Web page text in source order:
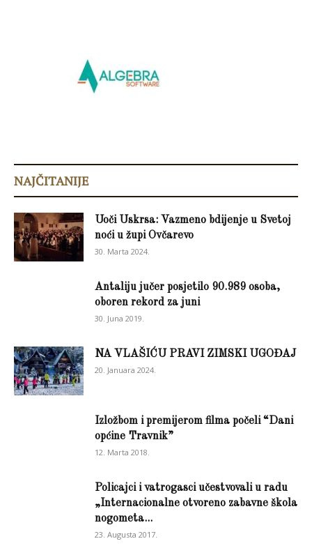
NAJČITANIJE
Uoči Uskrsa: Vazmeno bdijenje u Svetoj
noći u župi Ovčarevo
30. Marta 2024.
Antaliju jučer posjetilo 90.989 osoba,
oboren rekord za juni
30. Juna 2019.
NA VLAŠIĆU PRAVI ZIMSKI UGOĐAJ
20. Januara 2024.
Izložbom i premijerom filma počeli “Dani
općine Travnik”
12. Marta 2018.
Policajci i vatrogasci učestvovali u radu
„Internacionalne otvoreno zabavne škola
nogometa...
23. Augusta 2017.